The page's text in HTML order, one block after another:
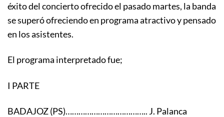
éxito del concierto ofrecido el pasado martes, la banda
se superó ofreciendo en programa atractivo y pensado
en los asistentes.
El programa interpretado fue;
I PARTE
BADAJOZ (PS)……………………………….. J. Palanca